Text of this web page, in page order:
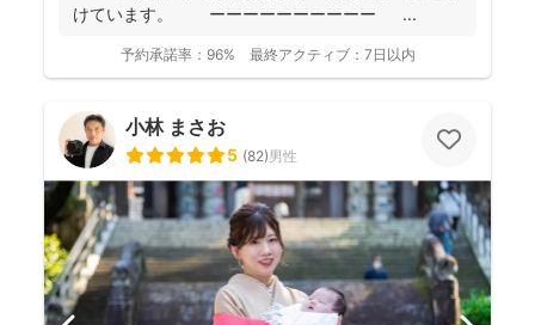
けています。 ーーーーーーーーーー ...
予約承諾率： 96% 最終アクティブ： 7日以内
小林 まさお
5 (82)男性